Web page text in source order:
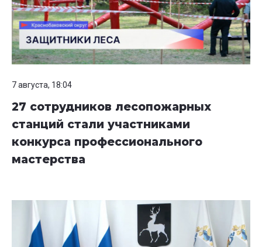
7 августа, 18:04
27 сотрудников лесопожарных
станций стали участниками
конкурса профессионального
мастерства